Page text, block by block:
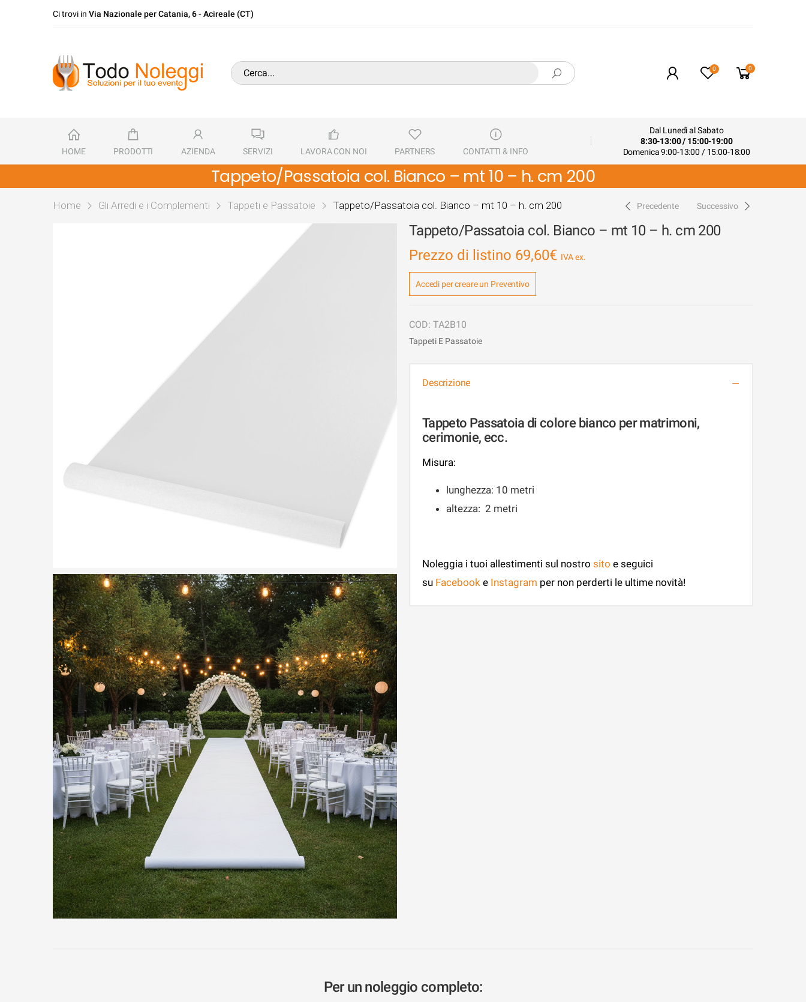
Ci trovi in Via Nazionale per Catania, 6 - Acireale (CT)
0 0
HOME PRODOTTI AZIENDA SERVIZI LAVORA CON NOI PARTNERS CONTATTI & INFO
Dal Lunedì al Sabato
8:30-13:00 / 15:00-19:00
Domenica 9:00-13:00 / 15:00-18:00
Tappeto/Passatoia col. Bianco – mt 10 – h. cm 200
Home Gli Arredi e i Complementi Tappeti e Passatoie Tappeto/Passatoia col. Bianco – mt 10 – h. cm 200 Precedente Successivo
Tappeto/Passatoia col. Bianco – mt 10 – h. cm 200
Prezzo di listino 69,60€
Accedi per creare un Preventivo
TA2B10
Tappeti E Passatoie
Descrizione
Tappeto Passatoia di colore bianco per matrimoni,
cerimonie, ecc.
Misura:
lunghezza: 10 metri
altezza: 2 metri
Noleggia i tuoi allestimenti sul nostro sito e seguici
su Facebook e Instagram per non perderti le ultime novità!
Per un noleggio completo: